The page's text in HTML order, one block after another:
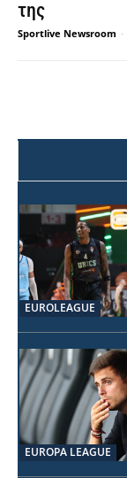
της
Sportlive Newsroom -
EUROLEAGUE
EUROPA LEAGUE